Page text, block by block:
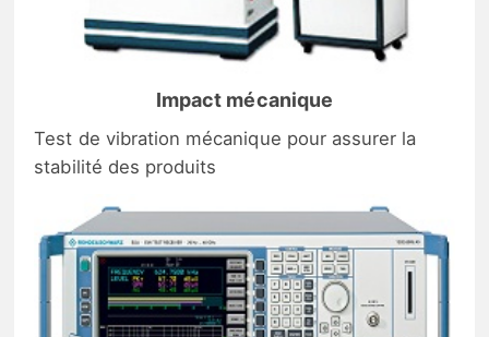
Impact mécanique
Test de vibration mécanique pour assurer la
stabilité des produits